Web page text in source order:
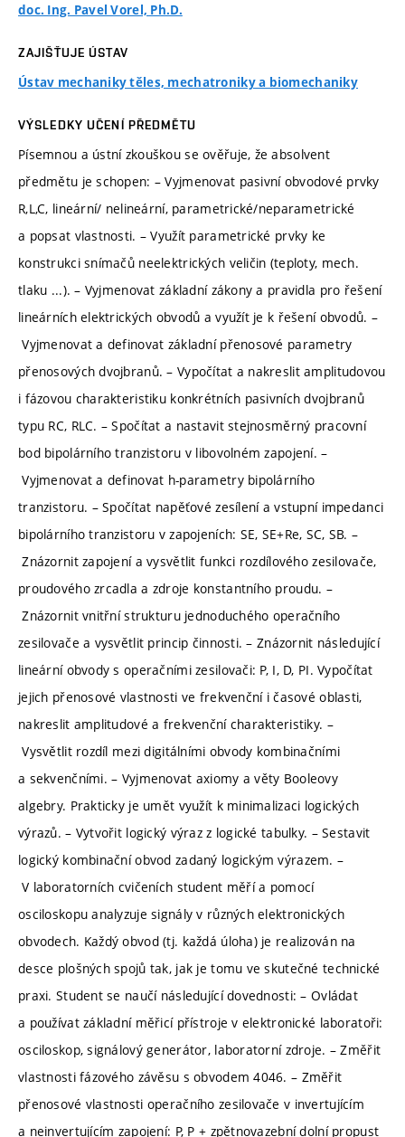
doc. Ing. Pavel Vorel, Ph.D.
ZAJIŠŤUJE ÚSTAV
Ústav mechaniky těles, mechatroniky a biomechaniky
VÝSLEDKY UČENÍ PŘEDMĚTU
Písemnou a ústní zkouškou se ověřuje, že absolvent
předmětu je schopen: – Vyjmenovat pasivní obvodové prvky
R,L,C, lineární/ nelineární, parametrické/neparametrické
a popsat vlastnosti. – Využít parametrické prvky ke
konstrukci snímačů neelektrických veličin (teploty, mech.
tlaku ...). – Vyjmenovat základní zákony a pravidla pro řešení
lineárních elektrických obvodů a využít je k řešení obvodů. –
Vyjmenovat a definovat základní přenosové parametry
přenosových dvojbranů. – Vypočítat a nakreslit amplitudovou
i fázovou charakteristiku konkrétních pasivních dvojbranů
typu RC, RLC. – Spočítat a nastavit stejnosměrný pracovní
bod bipolárního tranzistoru v libovolném zapojení. –
Vyjmenovat a definovat h-parametry bipolárního
tranzistoru. – Spočítat napěťové zesílení a vstupní impedanci
bipolárního tranzistoru v zapojeních: SE, SE+Re, SC, SB. –
Znázornit zapojení a vysvětlit funkci rozdílového zesilovače,
proudového zrcadla a zdroje konstantního proudu. –
Znázornit vnitřní strukturu jednoduchého operačního
zesilovače a vysvětlit princip činnosti. – Znázornit následující
lineární obvody s operačními zesilovači: P, I, D, PI. Vypočítat
jejich přenosové vlastnosti ve frekvenční i časové oblasti,
nakreslit amplitudové a frekvenční charakteristiky. –
Vysvětlit rozdíl mezi digitálními obvody kombinačními
a sekvenčními. – Vyjmenovat axiomy a věty Booleovy
algebry. Prakticky je umět využít k minimalizaci logických
výrazů. – Vytvořit logický výraz z logické tabulky. – Sestavit
logický kombinační obvod zadaný logickým výrazem. –
V laboratorních cvičeních student měří a pomocí
osciloskopu analyzuje signály v různých elektronických
obvodech. Každý obvod (tj. každá úloha) je realizován na
desce plošných spojů tak, jak je tomu ve skutečné technické
praxi. Student se naučí následující dovednosti: – Ovládat
a používat základní měřicí přístroje v elektronické laboratoři:
osciloskop, signálový generátor, laboratorní zdroje. – Změřit
vlastnosti fázového závěsu s obvodem 4046. – Změřit
přenosové vlastnosti operačního zesilovače v invertujícím
a neinvertujícím zapojení: P, P + zpětnovazební dolní propust